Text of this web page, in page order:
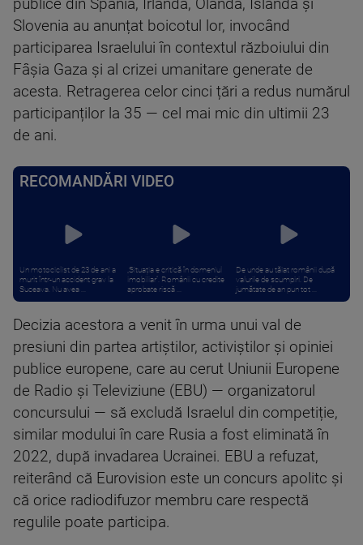
publice din Spania, Irlanda, Olanda, Islanda și
Slovenia au anunțat boicotul lor, invocând
participarea Israelului în contextul războiului din
Fâșia Gaza și al crizei umanitare generate de
acesta. Retragerea celor cinci țări a redus numărul
participanților la 35 — cel mai mic din ultimii 23
de ani.
RECOMANDĂRI VIDEO
Un motociclist de 23 de ani a
murit într-un accident grav la
Suceava. Nu avea ...
„Situația e critică în domeniul
imobiliar”. Românii cu credite
aprobate riscă ...
De unde au tăiat românii după
valurile de scumpiri. De
jumătate de an pun tot ...
Decizia acestora a venit în urma unui val de
presiuni din partea artiștilor, activiștilor și opiniei
publice europene, care au cerut Uniunii Europene
de Radio și Televiziune (EBU) — organizatorul
concursului — să excludă Israelul din competiție,
similar modului în care Rusia a fost eliminată în
2022, după invadarea Ucrainei. EBU a refuzat,
reiterând că Eurovision este un concurs apolitc și
că orice radiodifuzor membru care respectă
regulile poate participa.